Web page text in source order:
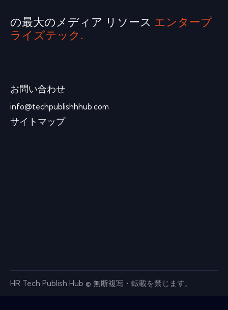
の最大のメディア リソース エンタープ
ライズテック.
お問い合わせ
info@techpublishhhub.com
サイトマップ
HR Tech Publish Hub © 無断複写・転載を禁じます。